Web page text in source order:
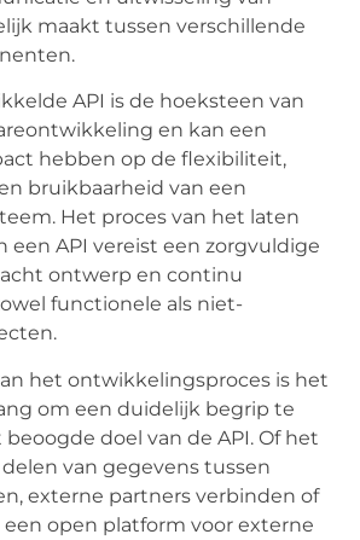
maakt tussen verschillende
API is de hoeksteen van
en kan een
hebben op de flexibiliteit,
bruikbaarheid van een
Het proces van het laten
een API vereist een zorgvuldige
ontwerp en continu
functionele als niet-
het ontwikkelingsproces is het
om een duidelijk begrip te
doel van de API. Of het
van gegevens tussen
externe partners verbinden of
open platform voor externe